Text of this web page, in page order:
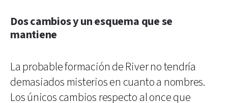
Dos cambios y un esquema que se
mantiene
La probable formación de River no tendría
demasiados misterios en cuanto a nombres.
Los únicos cambios respecto al once que